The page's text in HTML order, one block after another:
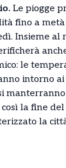
Le piogge
fino a
Insieme al
le
intorno
la fine
la